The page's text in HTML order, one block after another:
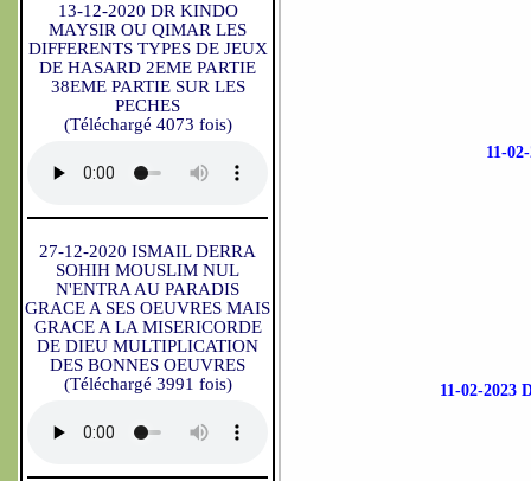
13-12-2020 DR KINDO
MAYSIR OU QIMAR LES
DIFFERENTS TYPES DE JEUX
DE HASARD 2EME PARTIE
38EME PARTIE SUR LES
PECHES
(Téléchargé 4073 fois)
27-12-2020 ISMAIL DERRA
SOHIH MOUSLIM NUL
N'ENTRA AU PARADIS
GRACE A SES OEUVRES MAIS
GRACE A LA MISERICORDE
DE DIEU MULTIPLICATION
DES BONNES OEUVRES
(Téléchargé 3991 fois)
11-
11-02-2023